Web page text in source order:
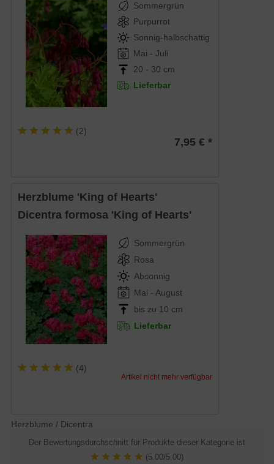
Sommergrün
Purpurrot
Sonnig-halbschattig
Mai - Juli
20 - 30 cm
Lieferbar
(2)
7,95 € *
Herzblume 'King of Hearts'
Dicentra formosa 'King of Hearts'
Sommergrün
Rosa
Absonnig
Mai - August
bis zu 10 cm
Lieferbar
(4)
Artikel nicht mehr verfügbar
Herzblume / Dicentra
Der Bewertungsdurchschnitt für Produkte dieser Kategorie ist
(5.00/5.00)